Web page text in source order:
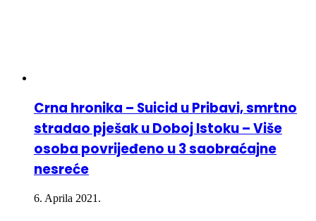
Crna hronika – Suicid u Pribavi, smrtno
stradao pješak u Doboj Istoku – Više
osoba povrijeđeno u 3 saobraćajne
nesreće
6. Aprila 2021.